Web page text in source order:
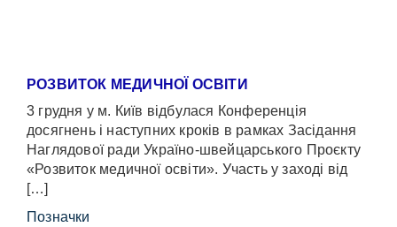
РОЗВИТОК МЕДИЧНОЇ ОСВІТИ
3 грудня у м. Київ відбулася Конференція
досягнень і наступних кроків в рамках Засідання
Наглядової ради Україно-швейцарського Проєкту
«Розвиток медичної освіти». Участь у заході від
[…]
Позначки